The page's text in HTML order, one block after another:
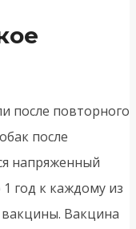
после повторного
после
напряженный
год к каждому из
вакцины. Вакцина